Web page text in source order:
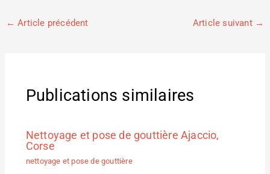
← Article précédent Article suivant →
Publications similaires
Nettoyage et pose de gouttière Ajaccio,
Corse
nettoyage et pose de gouttière